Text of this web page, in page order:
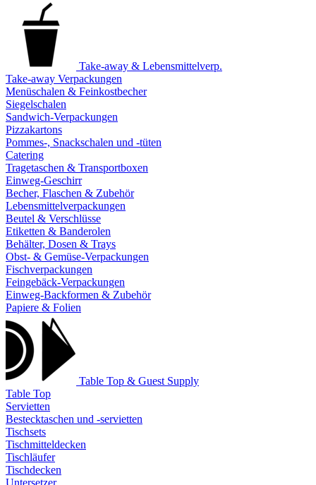
Take-away & Lebensmittelverp.
Take-away Verpackungen
Menüschalen & Feinkostbecher
Siegelschalen
Sandwich-Verpackungen
Pizzakartons
Pommes-, Snackschalen und -tüten
Catering
Tragetaschen & Transportboxen
Einweg-Geschirr
Becher, Flaschen & Zubehör
Lebensmittelverpackungen
Beutel & Verschlüsse
Etiketten & Banderolen
Behälter, Dosen & Trays
Obst- & Gemüse-Verpackungen
Fischverpackungen
Feingebäck-Verpackungen
Einweg-Backformen & Zubehör
Papiere & Folien
Table Top & Guest Supply
Table Top
Servietten
Bestecktaschen und -servietten
Tischsets
Tischmitteldecken
Tischläufer
Tischdecken